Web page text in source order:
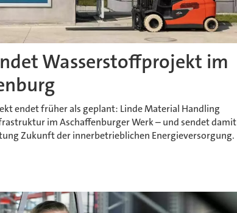
Wasserstoffprojekt im
endet früher als geplant: Linde Material Handling
im Aschaffenburger Werk – und sendet damit
Zukunft der innerbetrieblichen Energieversorgung.